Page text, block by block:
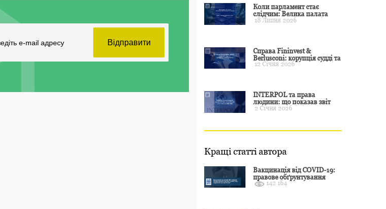
Коли парламент стає
слідчим: Велика палата
ЄСПЛ окреслила межі
18 Липня 2026
Справа Fininvest &
Berlusconi: корупція судді та
презумпція невинуватості
12 Січня 2026
INTERPOL та права
людини: що показав звіт
CCF за 2024 рік і чого чекати
2 Січня 2026
Кращі статті автора
Вакцинація від COVID-19:
правове обґрунтування
відмови і захист від
142 164